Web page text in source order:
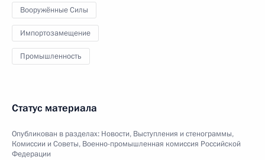
Вооружённые Силы
Импортозамещение
Промышленность
Статус материала
Опубликован в разделах: Новости, Выступления и стенограммы,
Комиссии и Советы, Военно-промышленная комиссия Российской
Федерации